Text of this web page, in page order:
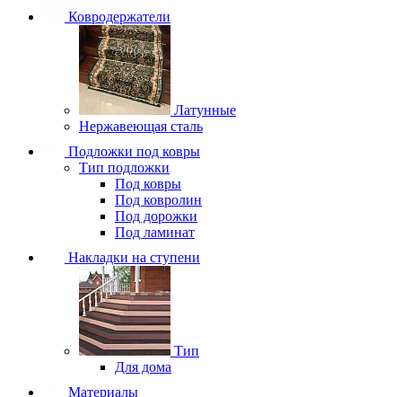
Ковродержатели
Латунные
Нержавеющая сталь
Подложки под ковры
Тип подложки
Под ковры
Под ковролин
Под дорожки
Под ламинат
Накладки на ступени
Тип
Для дома
Материалы